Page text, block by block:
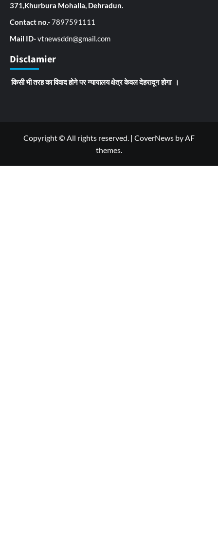
371,Khurbura Mohalla, Dehradun.
Contact no.-7897591111
Mail ID-vtnewsddn@gmail.com
Disclamier
किसी भी तरह का विवाद होने पर न्यायालय क्षेत्र केवल देहरादून होगा ।
Copyright © All rights reserved. | CoverNews by AF
themes.